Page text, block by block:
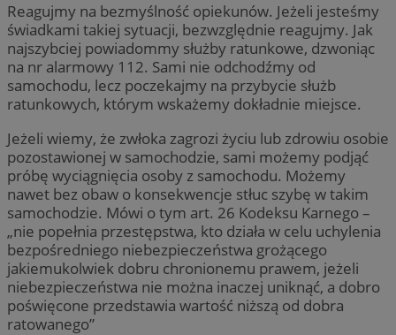
Reagujmy na bezmyślność opiekunów. Jeżeli jesteśmy
świadkami takiej sytuacji, bezwzględnie reagujmy. Jak
najszybciej powiadommy służby ratunkowe, dzwoniąc
na nr alarmowy 112. Sami nie odchodźmy od
samochodu, lecz poczekajmy na przybycie służb
ratunkowych, którym wskażemy dokładnie miejsce.
Jeżeli wiemy, że zwłoka zagrozi życiu lub zdrowiu osobie
pozostawionej w samochodzie, sami możemy podjąć
próbę wyciągnięcia osoby z samochodu. Możemy
nawet bez obaw o konsekwencje stłuc szybę w takim
samochodzie. Mówi o tym art. 26 Kodeksu Karnego –
„nie popełnia przestępstwa, kto działa w celu uchylenia
bezpośredniego niebezpieczeństwa grożącego
jakiemukolwiek dobru chronionemu prawem, jeżeli
niebezpieczeństwa nie można inaczej uniknąć, a dobro
poświęcone przedstawia wartość niższą od dobra
ratowanego”